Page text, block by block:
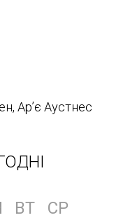
Ар’є Аустнес
ВТ
СР